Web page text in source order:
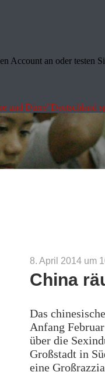
Account an oder testen
und Dürre"Deutschland
8. April 2014 um
China
Das
Anfang
über die
Großstadt in
eine